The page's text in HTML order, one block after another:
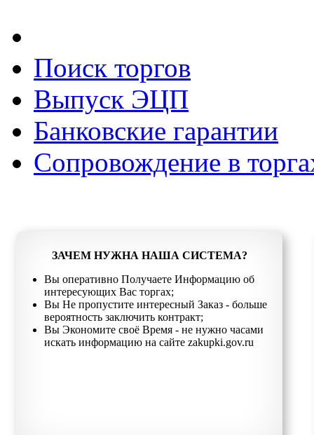
Поиск торгов
Выпуск ЭЦП
Банковские гарантии
Сопровождение в
ЗАЧЕМ НУЖНА НАША СИСТЕМА?
Вы оперативно Получаете Информацию об
интересующих Вас торгах;
Вы Не пропустите интересный Заказ - больше
вероятность заключить контракт;
Вы Экономите своё Время - не нужно часами
искать информацию на сайте zakupki.gov.ru